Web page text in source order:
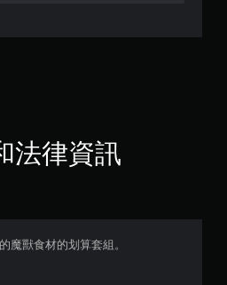
法律資訊
魔獸食材的划算套組。